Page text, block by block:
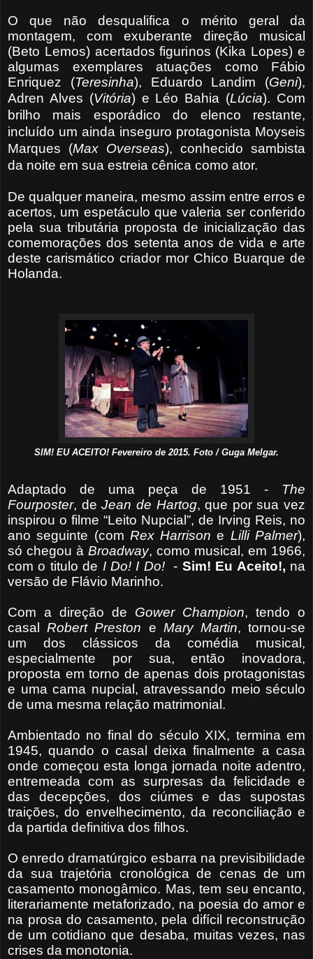
O que não desqualifica o mérito geral da
montagem, com exuberante direção musical
(Beto Lemos) acertados figurinos (Kika Lopes) e
algumas exemplares atuações como Fábio
Enriquez (Teresinha), Eduardo Landim (Geni),
Adren Alves (Vitória) e Léo Bahia (Lúcia). Com
brilho mais esporádico do elenco restante,
incluído um ainda inseguro protagonista Moyseis
Marques (Max Overseas), conhecido sambista
da noite em sua estreia cênica como ator.
De qualquer maneira, mesmo assim entre erros e
acertos, um espetáculo que valeria ser conferido
pela sua tributária proposta de inicialização das
comemorações dos setenta anos de vida e arte
deste carismático criador mor Chico Buarque de
Holanda.
SIM! EU ACEITO! Fevereiro de 2015. Foto / Guga Melgar.
Adaptado de uma peça de 1951 - The
Fourposter, deJean de Hartog, que por sua vez
inspirou o filme “Leito Nupcial”, de Irving Reis, no
ano seguinte (com Rex Harrison e Lilli Palmer),
só chegou à Broadway, como musical, em 1966,
com o titulo de I Do! I Do! - Sim! Eu Aceito!, na
versão de Flávio Marinho.
Com a direção de Gower Champion, tendo o
casalRobert Preston e Mary Martin, tornou-se
um dos clássicos da comédia musical,
especialmente por sua, então inovadora,
proposta em torno de apenas dois protagonistas
e uma cama nupcial, atravessando meio século
de uma mesma relação matrimonial.
Ambientado no final do século XIX, termina em
1945, quando o casal deixa finalmente a casa
onde começou esta longa jornada noite adentro,
entremeada com as surpresas da felicidade e
das decepções, dos ciúmes e das supostas
traições, do envelhecimento, da reconciliação e
da partida definitiva dos filhos.
O enredo dramatúrgico esbarra na previsibilidade
da sua trajetória cronológica de cenas de um
casamento monogâmico. Mas, tem seu encanto,
literariamente metaforizado, na poesia do amor e
na prosa do casamento, pela difícil reconstrução
de um cotidiano que desaba, muitas vezes, nas
crises da monotonia.